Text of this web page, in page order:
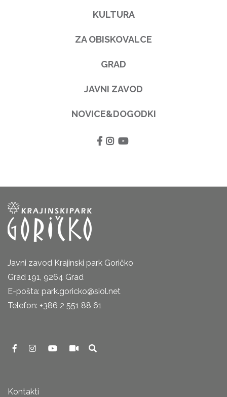
KULTURA
ZA OBISKOVALCE
GRAD
JAVNI ZAVOD
NOVICE&DOGODKI
Javni zavod Krajinski park Goričko
Grad 191, 9264 Grad
E-pošta: park.goricko@siol.net
Telefon: +386 2 551 88 61
Kontakti